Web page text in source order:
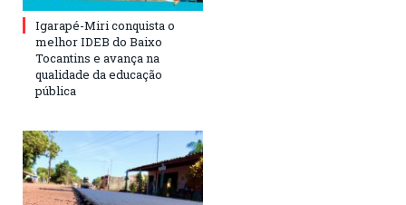
Igarapé-Miri conquista o
melhor IDEB do Baixo
Tocantins e avança na
qualidade da educação
pública